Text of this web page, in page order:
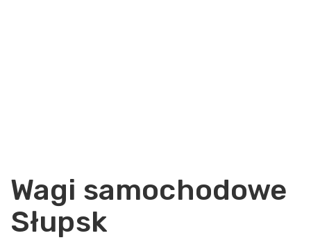
Wagi samochodowe
Słupsk